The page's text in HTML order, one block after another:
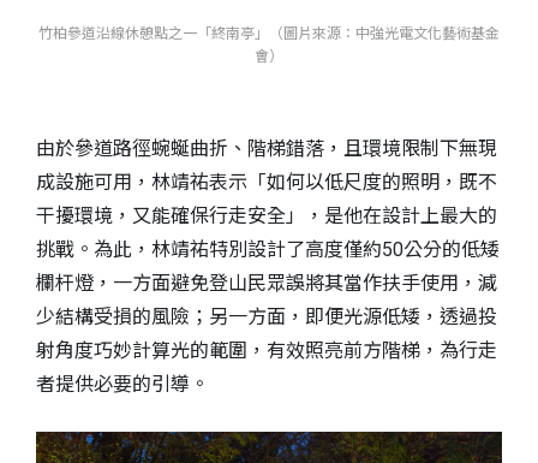
竹柏參道沿線休憩點之一「終南亭」（圖片來源：中強光電文化藝術基金
會）
由於參道路徑蜿蜒曲折、階梯錯落，且環境限制下無現
成設施可用，林靖祐表示「如何以低尺度的照明，既不
干擾環境，又能確保行走安全」，是他在設計上最大的
挑戰。為此，林靖祐特別設計了高度僅約50公分的低矮
欄杆燈，一方面避免登山民眾誤將其當作扶手使用，減
少結構受損的風險；另一方面，即便光源低矮，透過投
射角度巧妙計算光的範圍，有效照亮前方階梯，為行走
者提供必要的引導。